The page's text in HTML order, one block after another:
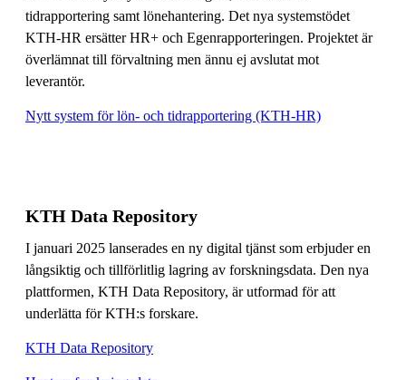
tidrapportering samt lönehantering. Det nya systemstödet
KTH-HR ersätter HR+ och Egenrapporteringen. Projektet är
överlämnat till förvaltning men ännu ej avslutat mot
leverantör.
Nytt system för lön- och tidrapportering (KTH-HR)
KTH Data Repository
I januari 2025 lanserades en ny digital tjänst som erbjuder en
långsiktig och tillförlitlig lagring av forskningsdata. Den nya
plattformen, KTH Data Repository, är utformad för att
underlätta för KTH:s forskare.
KTH Data Repository